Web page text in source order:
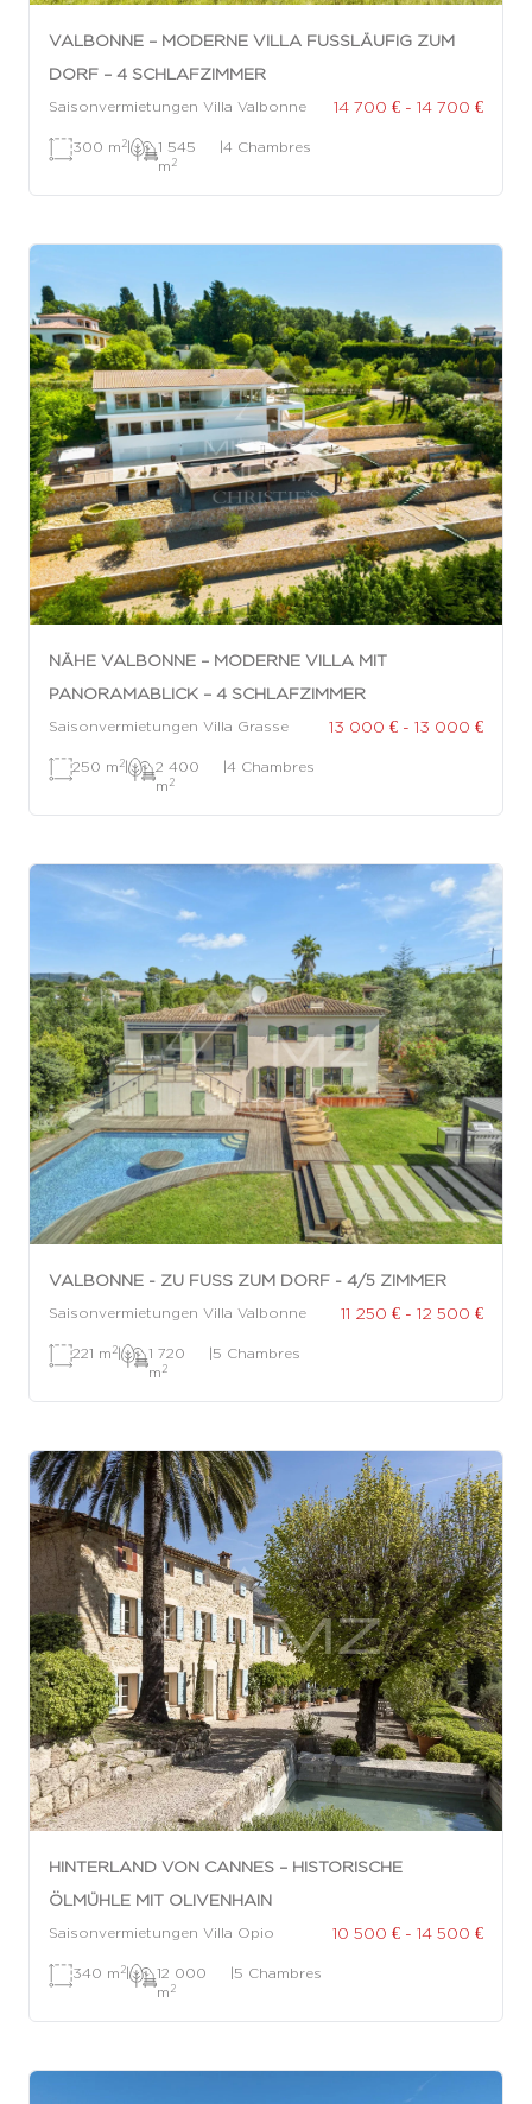
VALBONNE – MODERNE VILLA FUSSLÄUFIG ZUM D
ORF – 4 SCHLAFZIMMER
Saisonvermietungen Villa Valbonne 14 700 € - 14 700 €
300 m 2|
1 545
m 2
|4 Chambres
NÄHE VALBONNE – MODERNE VILLA MIT
PANORAMABLICK – 4 SCHLAFZIMMER
Saisonvermietungen Villa Grasse 13 000 € - 13 000 €
250 m 2|
2 400
m 2
|4 Chambres
VALBONNE - ZU FUSS ZUM DORF - 4/5 ZIMMER
Saisonvermietungen Villa Valbonne 11 250 € - 12 500 €
221 m 2|
1 720
m 2
|5 Chambres
HINTERLAND VON CANNES – HISTORISCHE
ÖLMÜHLE MIT OLIVENHAIN
Saisonvermietungen Villa Opio 10 500 € - 14 500 €
340 m 2|
12 000
m 2
|5 Chambres